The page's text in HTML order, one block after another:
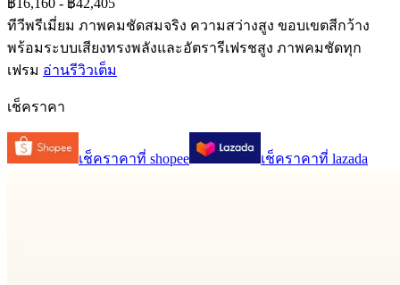
฿16,160 - ฿42,405
ทีวีพรีเมี่ยม ภาพคมชัดสมจริง ความสว่างสูง ขอบเขตสีกว้าง
พร้อมระบบเสียงทรงพลังและอัตรารีเฟรชสูง ภาพคมชัดทุก
เฟรม อ่านรีวิวเต็ม
เช็คราคา
เช็คราคาที่ shopee เช็คราคาที่ lazada